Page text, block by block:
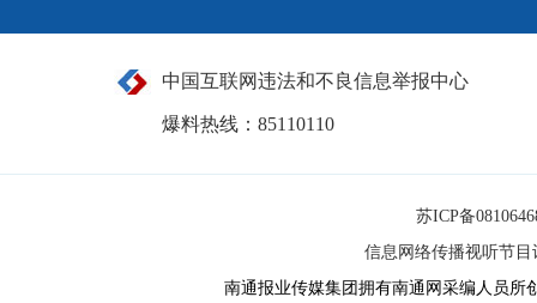
中国互联网违法和不良信息举报中心
爆料热线：85110110
苏ICP备
信息网络传播视听节目
南通报业传媒集团拥有南通网采编人员所